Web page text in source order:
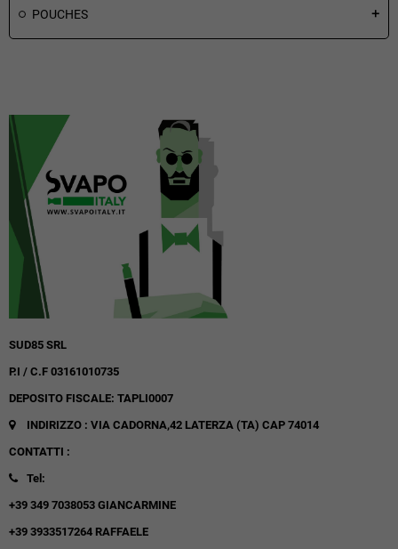
POUCHES add
SUD85 SRL
P.I / C.F 03161010735
DEPOSITO FISCALE: TAPLI0007
INDIRIZZO : VIA CADORNA,42 LATERZA (TA) CAP 74014
CONTATTI :
Tel:
+39 349 7038053 GIANCARMINE
+39 3933517264 RAFFAELE